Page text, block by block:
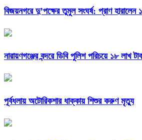
বিজয়নগরে দু’পক্ষের তুমুল সংঘর্ষ: প্রাণ
নারায়ণগঞ্জের বন্দরে ডিবি পুলিশ পরিচয়ে ১৮ লাখ
পূর্বধলায় অটোরিকশার ধাক্কায় শিশুর করুণ মৃত্যু